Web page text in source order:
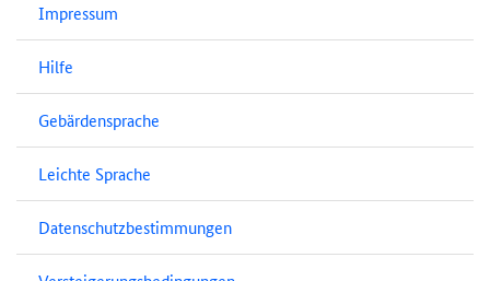
Impressum
Hilfe
Gebärdensprache
Leichte Sprache
Datenschutzbestimmungen